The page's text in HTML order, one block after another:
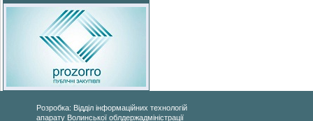
Розробка: Відділ інформаційних технологій
апарату Волинської облдержадміністрації